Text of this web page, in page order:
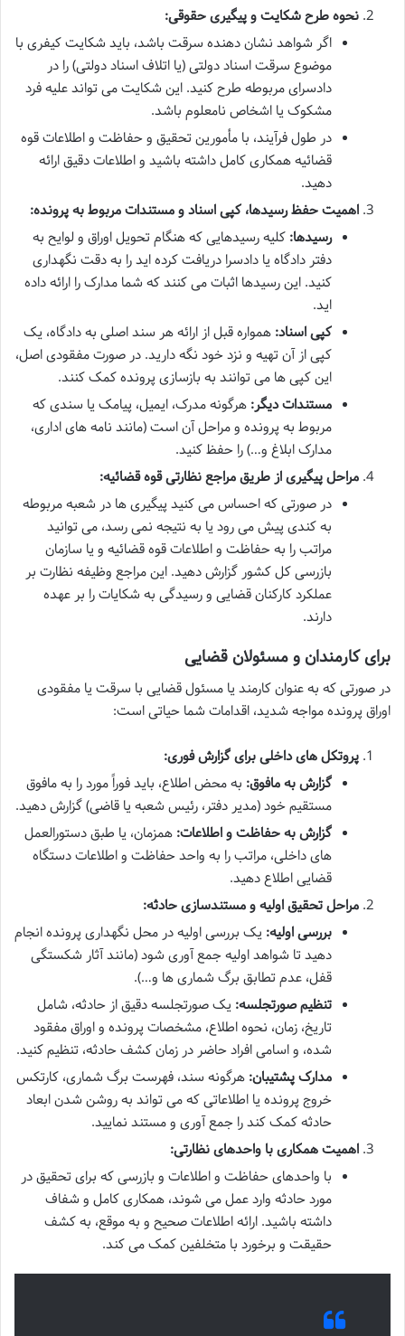
نحوه طرح شکایت و پیگیری حقوقی:
اگر شواهد نشان دهنده سرقت باشد، باید شکایت کیفری با
موضوع سرقت اسناد دولتی (یا اتلاف اسناد دولتی) را در
دادسرای مربوطه طرح کنید. این شکایت می تواند علیه فرد
مشکوک یا اشخاص نامعلوم باشد.
در طول فرآیند، با مأمورین تحقیق و حفاظت و اطلاعات قوه
قضائیه همکاری کامل داشته باشید و اطلاعات دقیق ارائه
دهید.
اهمیت حفظ رسیدها، کپی اسناد و مستندات مربوط به پرونده:
رسیدها: کلیه رسیدهایی که هنگام تحویل اوراق و لوایح به
دفتر دادگاه یا دادسرا دریافت کرده اید را به دقت نگهداری
کنید. این رسیدها اثبات می کنند که شما مدارک را ارائه داده
اید.
کپی اسناد: همواره قبل از ارائه هر سند اصلی به دادگاه، یک
کپی از آن تهیه و نزد خود نگه دارید. در صورت مفقودی اصل،
این کپی ها می توانند به بازسازی پرونده کمک کنند.
مستندات دیگر: هرگونه مدرک، ایمیل، پیامک یا سندی که
مربوط به پرونده و مراحل آن است (مانند نامه های اداری،
مدارک ابلاغ و…) را حفظ کنید.
مراحل پیگیری از طریق مراجع نظارتی قوه قضائیه:
در صورتی که احساس می کنید پیگیری ها در شعبه مربوطه
به کندی پیش می رود یا به نتیجه نمی رسد، می توانید
مراتب را به حفاظت و اطلاعات قوه قضائیه و یا سازمان
بازرسی کل کشور گزارش دهید. این مراجع وظیفه نظارت بر
عملکرد کارکنان قضایی و رسیدگی به شکایات را بر عهده
دارند.
برای کارمندان و مسئولان قضایی
در صورتی که به عنوان کارمند یا مسئول قضایی با سرقت یا مفقودی
اوراق پرونده مواجه شدید، اقدامات شما حیاتی است:
پروتکل های داخلی برای گزارش فوری:
گزارش به مافوق: به محض اطلاع، باید فوراً مورد را به مافوق
مستقیم خود (مدیر دفتر، رئیس شعبه یا قاضی) گزارش دهید.
گزارش به حفاظت و اطلاعات: همزمان، یا طبق دستورالعمل
های داخلی، مراتب را به واحد حفاظت و اطلاعات دستگاه
قضایی اطلاع دهید.
مراحل تحقیق اولیه و مستندسازی حادثه:
بررسی اولیه: یک بررسی اولیه در محل نگهداری پرونده انجام
دهید تا شواهد اولیه جمع آوری شود (مانند آثار شکستگی
قفل، عدم تطابق برگ شماری ها و…).
تنظیم صورتجلسه: یک صورتجلسه دقیق از حادثه، شامل
تاریخ، زمان، نحوه اطلاع، مشخصات پرونده و اوراق مفقود
شده، و اسامی افراد حاضر در زمان کشف حادثه، تنظیم کنید.
مدارک پشتیبان: هرگونه سند، فهرست برگ شماری، کارتکس
خروج پرونده یا اطلاعاتی که می تواند به روشن شدن ابعاد
حادثه کمک کند را جمع آوری و مستند نمایید.
اهمیت همکاری با واحدهای نظارتی:
با واحدهای حفاظت و اطلاعات و بازرسی که برای تحقیق در
مورد حادثه وارد عمل می شوند، همکاری کامل و شفاف
داشته باشید. ارائه اطلاعات صحیح و به موقع، به کشف
حقیقت و برخورد با متخلفین کمک می کند.